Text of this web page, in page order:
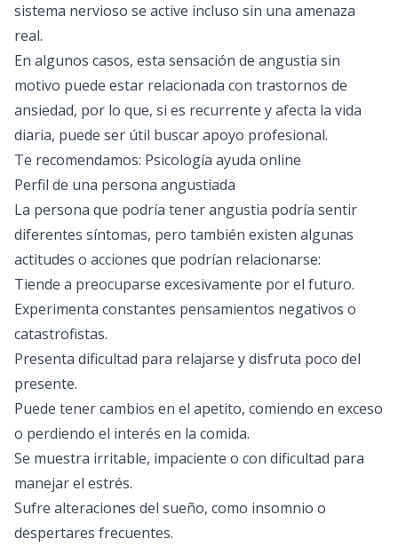
sistema nervioso se active incluso sin una amenaza
real.
En algunos casos, esta sensación de angustia sin
motivo puede estar relacionada con trastornos de
ansiedad, por lo que, si es recurrente y afecta la vida
diaria, puede ser útil buscar apoyo profesional.
Te recomendamos: Psicología ayuda online
Perfil de una persona angustiada
La persona que podría tener angustia podría sentir
diferentes síntomas, pero también existen algunas
actitudes o acciones que podrían relacionarse:
Tiende a preocuparse excesivamente por el futuro.
Experimenta constantes pensamientos negativos o
catastrofistas.
Presenta dificultad para relajarse y disfruta poco del
presente.
Puede tener cambios en el apetito, comiendo en exceso
o perdiendo el interés en la comida.
Se muestra irritable, impaciente o con dificultad para
manejar el estrés.
Sufre alteraciones del sueño, como insomnio o
despertares frecuentes.